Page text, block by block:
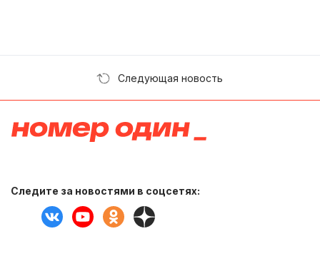
Следующая новость
Следите за новостями в соцсетях: